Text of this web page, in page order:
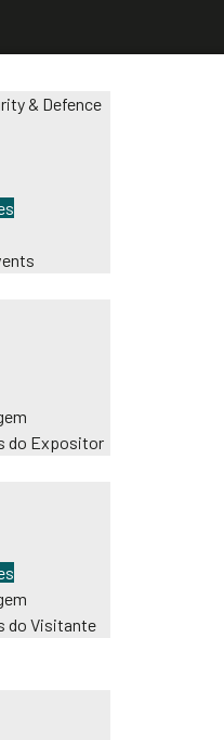
& Defence
do Expositor
do Visitante